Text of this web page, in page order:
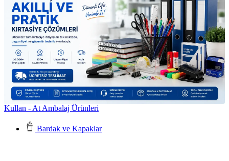
Kullan - At Ambalaj Ürünleri
Bardak ve Kapaklar